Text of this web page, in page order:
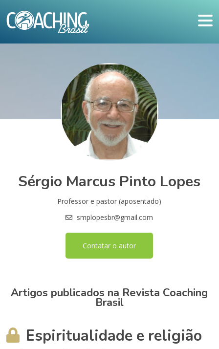
Sérgio Marcus Pinto Lopes
Professor e pastor (aposentado)
smplopesbr@gmail.com
Contatar o autor
Artigos publicados na Revista Coaching
Brasil
Espiritualidade e religião